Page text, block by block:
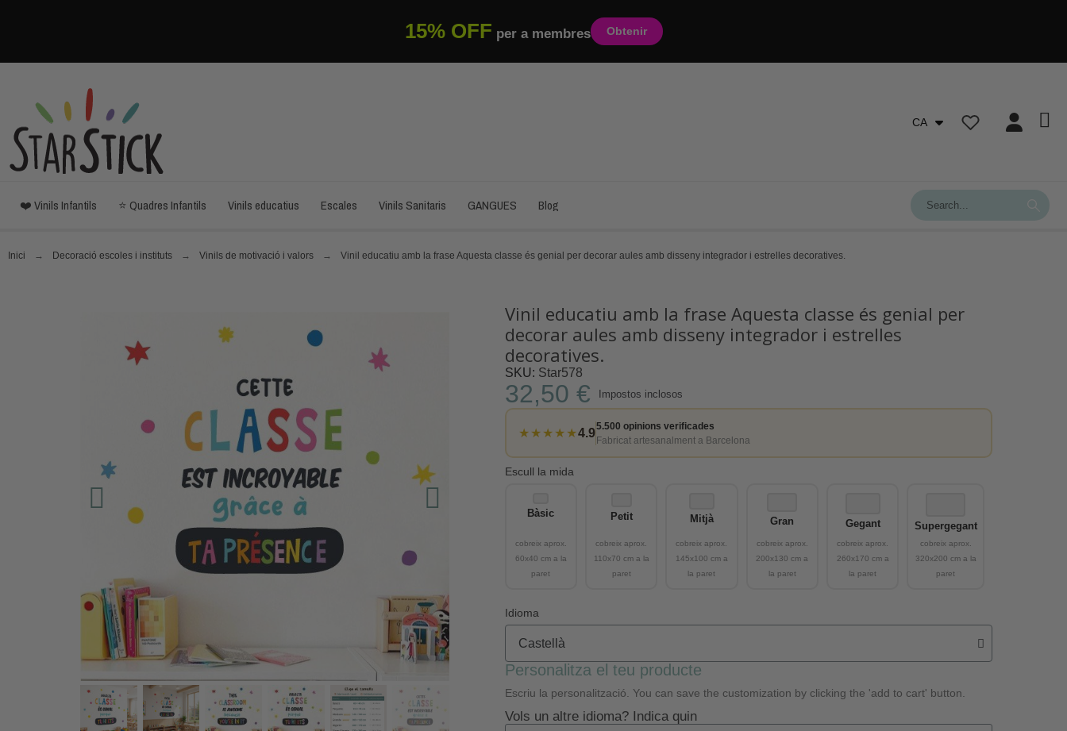
15% OFF per a membres Obtenir
CA
❤️ Vinils Infantils ⭐ Quadres Infantils Vinils educatius Escales Vinils Sanitaris GANGUES Blog
Inici Decoració escoles i instituts Vinils de motivació i valors Vinil educatiu amb la frase Aquesta classe és genial per decorar aules amb disseny integrador i estrelles decoratives.
Vinil educatiu amb la frase Aquesta classe és genial per
decorar aules amb disseny integrador i estrelles
decoratives.
SKU Star578
32,50 € Impostos inclosos
★★★★★4.9
5.500 opinions verificades
Fabricat artesanalment a Barcelona
Escull la mida
Bàsic Petit Mitjà Gran Gegant Supergegant
Idioma
Personalitza el teu producte
Escriu la personalització. You can save the customization by clicking the 'add to cart' button.
Vols un altre idioma? Indica quin